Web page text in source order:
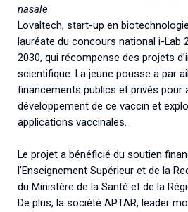
nasale
Lovaltech, start-up en
lauréate du concours national i-Lab
2030, qui récompense des projets
scientifique. La jeune pousse a par
financements publics et privés pour
développement de ce vaccin et
applications vaccinales.
Le projet a bénéficié du soutien
l’Enseignement Supérieur et de la
du Ministère de la Santé et de la
De plus, la société APTAR, leader